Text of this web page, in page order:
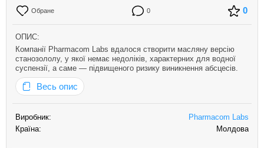
Обране 0 0
ОПИС:
Компанії Pharmacom Labs вдалося створити масляну версію
станозололу, у якої немає недоліків, характерних для водної
суспензії, а саме — підвищеного ризику виникнення абсцесів.
Препарат повністю сумісний для внутрішньом’язових ін’єкцій з
іншими стероїдами на масляній основі при змішуванні в одн…
Весь опис
Виробник:
Pharmacom Labs
Країна:
Молдова